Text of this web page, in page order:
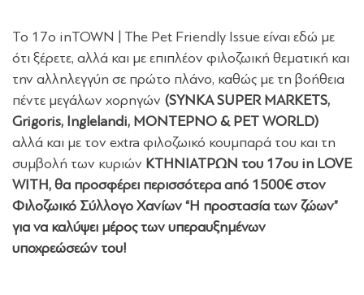
Το 17ο inTOWN | The Pet Friendly Issue είναι εδώ με
ότι ξέρετε, αλλά και με επιπλέον φιλοζωική θεματική και
την αλληλεγγύη σε πρώτο πλάνο, καθώς με τη βοήθεια
πέντε μεγάλων χορηγών (SYNKA SUPER MARKETS,
Grigoris, Inglelandi, ΜΟΝΤΕΡΝΟ & PET WORLD)
αλλά και με τον extra φιλοζωικό κουμπαρά του και τη
συμβολή των κυριών ΚΤΗΝΙΑΤΡΩΝ του 17ου in LOVE
WITH, θα προσφέρει περισσότερα από 1500€ στον
Φιλοζωικό Σύλλογο Χανίων “Η προστασία των ζώων”
για να καλύψει μέρος των υπεραυξημένων
υποχρεώσεών του!